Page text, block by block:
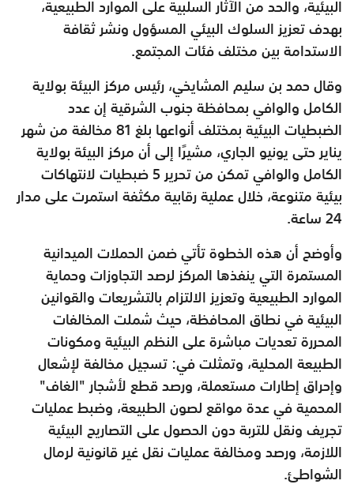
البيئية، والحد من الآثار السلبية على الموارد الطبيعية،
بهدف تعزيز السلوك البيئي المسؤول ونشر ثقافة
الاستدامة بين مختلف فئات المجتمع.
وقال حمد بن سليم المشايخي، رئيس مركز البيئة بولاية
الكامل والوافي بمحافظة جنوب الشرقية إن عدد
الضبطيات البيئية بمختلف أنواعها بلغ 81 مخالفة من شهر
يناير حتى يونيو الجاري، مشيرًا إلى أن مركز البيئة بولاية
الكامل والوافي تمكن من تحرير 5 ضبطيات لانتهاكات
بيئية متنوعة، خلال عملية رقابية مكثفة استمرت على مدار
24 ساعة.
وأوضح أن هذه الخطوة تأتي ضمن الحملات الميدانية
المستمرة التي ينفذها المركز لرصد التجاوزات وحماية
الموارد الطبيعية وتعزيز الالتزام بالتشريعات والقوانين
البيئية في نطاق المحافظة، حيث شملت المخالفات
المحررة تعديات مباشرة على النظم البيئية ومكونات
الطبيعة المحلية، وتمثلت في: تسجيل مخالفة لإشعال
وإحراق إطارات مستعملة، ورصد قطع لأشجار "الغاف"
المحمية في عدة مواقع لصون الطبيعة، وضبط عمليات
تجريف ونقل للتربة دون الحصول على التصاريح البيئية
اللازمة، ورصد ومخالفة عمليات نقل غير قانونية لرمال
الشواطئ.